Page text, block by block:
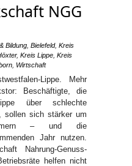
NGG
Bildung Bielefeld, Kreis
, Kreis Lippe Kreis
Wirtschaft
Lippe. Mehr
Beschäftigte, die
über schlechte
sollen sich stärker um
– und die
Jahr nutzen.
Nahrung-Genuss-
helfen nicht